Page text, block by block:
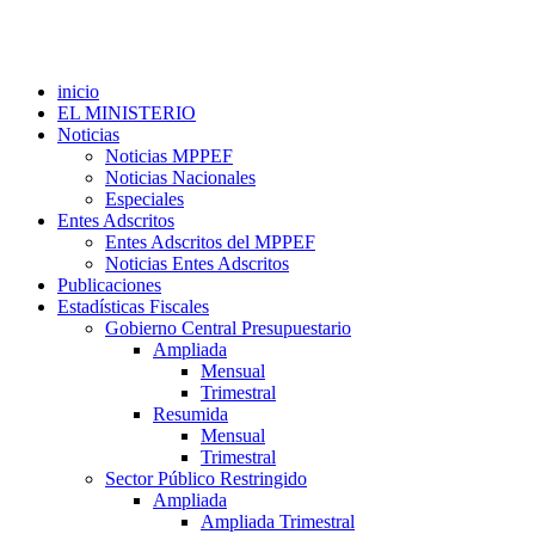
inicio
EL MINISTERIO
Noticias
Noticias MPPEF
Noticias Nacionales
Especiales
Entes Adscritos
Entes Adscritos del MPPEF
Noticias Entes Adscritos
Publicaciones
Estadísticas Fiscales
Gobierno Central Presupuestario
Ampliada
Mensual
Trimestral
Resumida
Mensual
Trimestral
Sector Público Restringido
Ampliada
Ampliada Trimestral